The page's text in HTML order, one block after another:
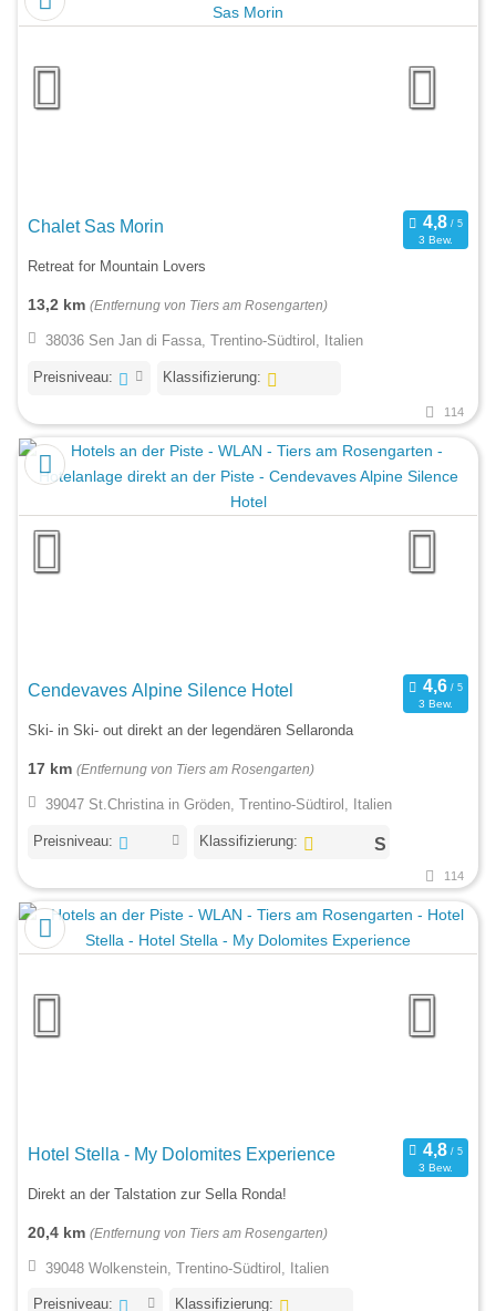
Chalet Sas Morin
3 Bew.
Retreat for Mountain Lovers
13,2 km (Entfernung von Tiers am Rosengarten)
38036 Sen Jan di Fassa, Trentino-Südtirol, Italien
Preisniveau: Klassifizierung:
114
Cendevaves Alpine Silence Hotel
3 Bew.
Ski- in Ski- out direkt an der legendären Sellaronda
17 km (Entfernung von Tiers am Rosengarten)
39047 St.Christina in Gröden, Trentino-Südtirol, Italien
Preisniveau: Klassifizierung:
114
Hotel Stella - My Dolomites Experience
3 Bew.
Direkt an der Talstation zur Sella Ronda!
20,4 km (Entfernung von Tiers am Rosengarten)
39048 Wolkenstein, Trentino-Südtirol, Italien
Preisniveau: Klassifizierung: